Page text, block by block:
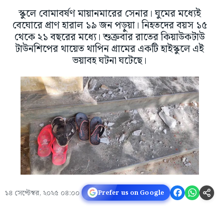
স্কুলে বোমাবর্ষণ মায়ানমারের সেনার। ঘুমের মধ্যেই
বেঘোরে প্রাণ হারাল ১৯ জন পড়ুয়া। নিহতদের বয়স ১৫
থেকে ২১ বছরের মধ্যে। শুক্রবার রাতের কিয়াউকটাউ
টাউনশিপের থায়েত থাপিন গ্রামের একটি হাইস্কুলে এই
ভয়াবহ ঘটনা ঘটেছে।
১৪ সেপ্টেম্বর, ২০২৫ ০৪:০০ Prefer us on Google